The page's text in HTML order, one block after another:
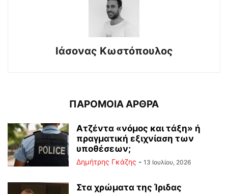
Ιάσονας Κωστόπουλος
ΠΑΡΟΜΟΙΑ ΑΡΘΡΑ
Ατζέντα «νόμος και τάξη» ή
πραγματική εξιχνίαση των
υποθέσεων;
Δημήτρης Γκάζης - 13 Ιουλίου, 2026
Στα χρώματα της Ίριδας